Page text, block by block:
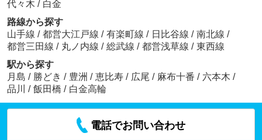
代々木 / 白金
路線から探す
山手線 / 都営大江戸線 / 有楽町線 / 日比谷線 / 南北線 /
都営三田線 / 丸ノ内線 / 総武線 / 都営浅草線 / 東西線
駅から探す
月島 / 勝どき / 豊洲 / 恵比寿 / 広尾 / 麻布十番 / 六本木 /
品川
/ 飯田橋 / 白金高輪
電話でお問い合わせ